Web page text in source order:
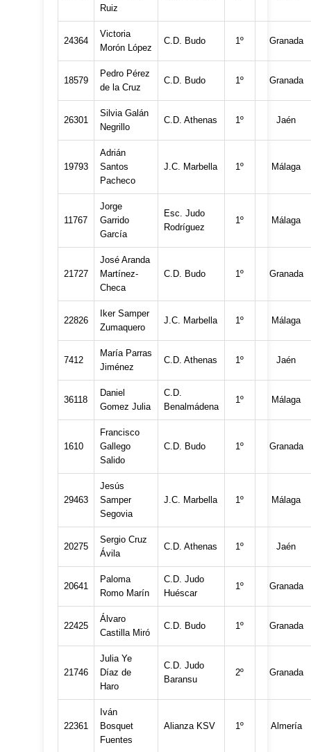
Ruiz
24364
Victoria
Morón López
C.D. Budo 1º Granada
18579
Pedro Pérez
de la Cruz
C.D. Budo 1º Granada
26301
Silvia Galán
Negrillo
C.D. Athenas 1º Jaén
19793
Adrián
Santos
Pacheco
J.C. Marbella 1º Málaga
11767
Jorge
Garrido
García
Esc. Judo
Rodríguez
1º Málaga
21727
José Aranda
Martínez-
Checa
C.D. Budo 1º Granada
22826
Iker Samper
Zumaquero
J.C. Marbella 1º Málaga
7412
María Parras
Jiménez
C.D. Athenas 1º Jaén
36118
Daniel
Gomez Julia
C.D.
Benalmádena
1º Málaga
1610
Francisco
Gallego
Salido
C.D. Budo 1º Granada
29463
Jesús
Samper
Segovia
J.C. Marbella 1º Málaga
20275
Sergio Cruz
Ávila
C.D. Athenas 1º Jaén
20641
Paloma
Romo Marín
C.D. Judo
Huéscar
1º Granada
22425
Álvaro
Castilla Miró
C.D. Budo 1º Granada
21746
Julia Ye
Díaz de
Haro
C.D. Judo
Baransu
2º Granada
22361
Iván
Bosquet
Fuentes
Alianza KSV 1º Almería